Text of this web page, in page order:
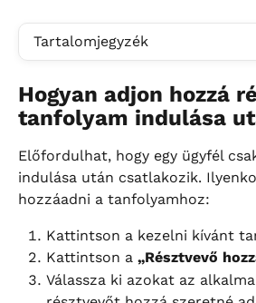
Tartalomjegyzék
Hogyan adjon hozzá
tanfolyam indulása
Előfordulhat, hogy egy ügyfél
indulása után csatlakozik.
hozzáadni a tanfolyamhoz:
Kattintson a kezelni kívánt
Kattintson a „Résztvevő
Válassza ki azokat az